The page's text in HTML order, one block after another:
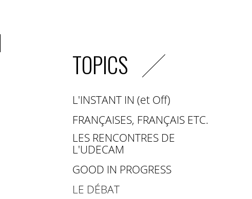
TOPICS
L'INSTANT IN (et Off)
FRANÇAISES, FRANÇAIS ETC.
LES RENCONTRES DE
L'UDECAM
GOOD IN PROGRESS
LE DÉBAT